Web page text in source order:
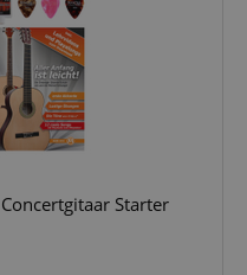
Starter